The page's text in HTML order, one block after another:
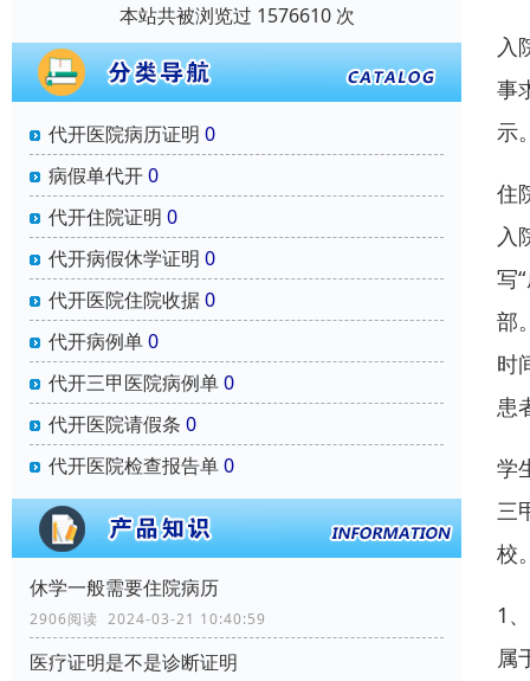
本站共被浏览过 1576610 次
代开医院病历证明 0
病假单代开0
代开住院证明 0
代开病假休学证明 0
代开医院住院收据0
代开病例单0
代开三甲医院病例单0
代开医院请假条 0
代开医院检查报告单0
休学一般需要住院病历
2906阅读 2024-03-21 10:40:59
医疗证明是不是诊断证明
入
事
示
住
入
写
部
时
患
学
三
校
1
属